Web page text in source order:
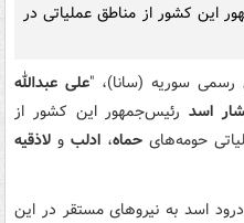
این کشور از مناطق عملیاتی در
رسمی سوریه (سانا)، "علی عبدالله
اسدرئیس‌جمهور این کشور از
حومه‌های حماه، ادلب و لاذقیه
اسد به نیروهای مستقر در این